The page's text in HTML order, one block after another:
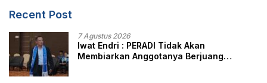
Recent Post
7 Agustus 2026
Iwat Endri : PERADI Tidak Akan
Membiarkan Anggotanya Berjuang